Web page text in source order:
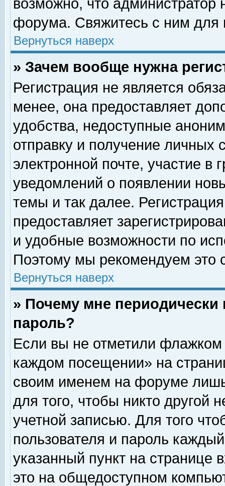
возможно, что
форума. Свяжитесь с ним для
Вернуться наверх
» Зачем вообще нужна
Регистрация не является
менее, она предоставляет
удобства, недоступные
отправку и получение личных
электронной почте, участие в
уведомлений о появлении
темы и так далее.
предоставляет
и удобные возможности по
Поэтому мы рекомендуем это
Вернуться наверх
» Почему мне
пароль?
Если вы не отметили флажком
каждом посещении» на
своим именем на форуме
для того, чтобы никто другой
учетной записью. Для того
пользователя и пароль
указанный пункт на
это на общедоступном